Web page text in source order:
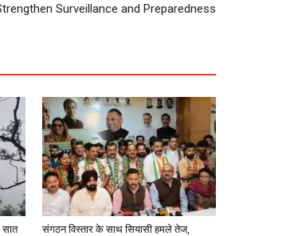
Surveillance and Preparedness
संगठन विस्तार के साथ सियासी हमले तेज,